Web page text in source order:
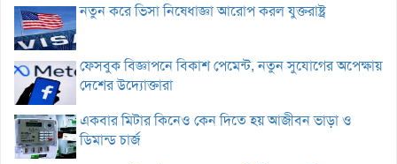
নতুন করে ভিসা নিষেধাজ্ঞা আরোপ করল যুক্তরাষ্ট্র
ফেসবুক বিজ্ঞাপনে বিকাশ পেমেন্ট, নতুন সুযোগের অপেক্ষায়
দেশের উদ্যোক্তারা
একবার মিটার কিনেও কেন দিতে হয় আজীবন ভাড়া ও
ডিমান্ড চার্জ